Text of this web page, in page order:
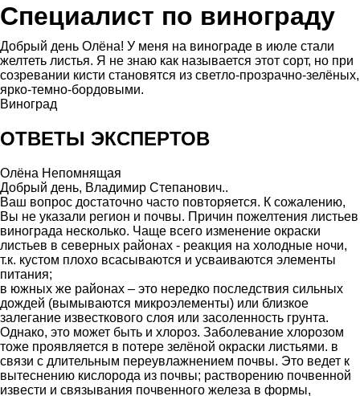
Специалист по винограду
Добрый день Олёна! У меня на винограде в июле стали
желтеть листья. Я не знаю как называется этот сорт, но при
созревании кисти становятся из светло-прозрачно-зелёных,
ярко-темно-бордовыми.
Виноград
ОТВЕТЫ ЭКСПЕРТОВ
Олёна Непомнящая
Добрый день, Владимир Степанович..
Ваш вопрос достаточно часто повторяется. К сожалению,
Вы не указали регион и почвы. Причин пожелтения листьев
винограда несколько. Чаще всего изменение окраски
листьев в северных районах - реакция на холодные ночи,
т.к. кустом плохо всасываются и усваиваются элементы
питания;
в южных же районах – это нередко последствия сильных
дождей (вымываются микроэлементы) или близкое
залегание известкового слоя или засоленность грунта.
Однако, это может быть и хлороз. Заболевание хлорозом
тоже проявляется в потере зелёной окраски листьями. в
связи с длительным переувлажнением почвы. Это ведет к
вытеснению кислорода из почвы; растворению почвенной
извести и связывания почвенного железа в формы,